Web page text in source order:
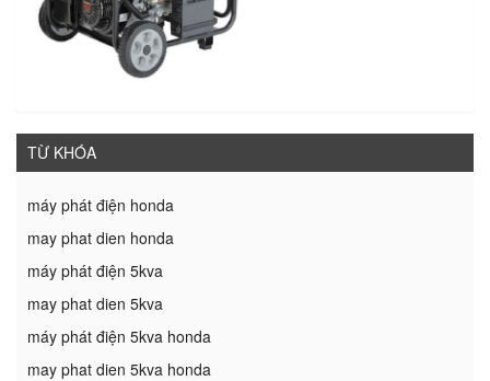
TỪ KHÓA
máy phát điện honda
may phat dien honda
máy phát điện 5kva
may phat dien 5kva
máy phát điện 5kva honda
may phat dien 5kva honda